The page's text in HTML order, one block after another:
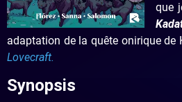
que
adaptation de la quête onirique de
Lovecraft.
Synopsis